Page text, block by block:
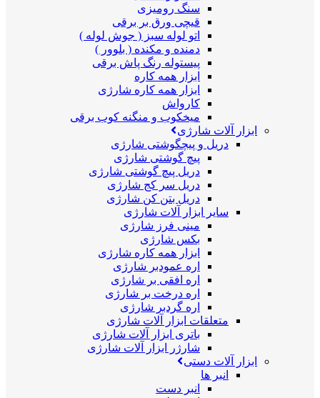
سنگ رومیزی
قیچی ورق بر برقی
اتو لوله سبز ( جوش لوله )
دمنده و مکنده ( بلوور )
پیستوله رنگ پاش برقی
ابزار همه کاره
ابزار همه کاره شارژی
کارواش
میخکوب و منگنه کوب برقی
ابزار آلات شارژی
دریل و پیچگوشتی شارژی
پیچ گوشتی شارژی
دریل پیچ گوشتی شارژی
دریل سر کج شارژی
دریل بتن کن شارژی
سایر ابزار آلات شارژی
مینی فرز شارژی
بکس شارژی
ابزار همه کاره شارژی
اره عمودبر شارژی
اره افقی بر شارژی
اره درخت بر شارژی
اره گردبر شارژی
متعلقات ابزار آلات شارژی
باتری ابزار آلات شارژی
شارژر ابزار آلات شارژی
ابزار آلات دستی
انبر ها
انبر دست